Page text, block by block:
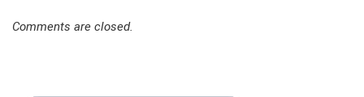
Comments are closed.